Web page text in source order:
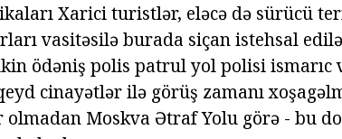
Xarici turistlər, eləcə də sürücü
vasitəsilə burada siçan istehsal
ödəniş polis patrul yol polisi ismarıc
cinayətlər ilə görüş zamanı
olmadan Moskva Ətraf Yolu görə - bu